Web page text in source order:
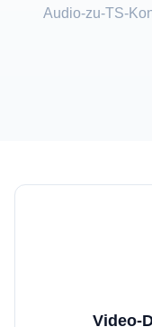
Audio-zu-TS-
Video-